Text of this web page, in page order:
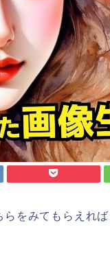
をみてもらえれば